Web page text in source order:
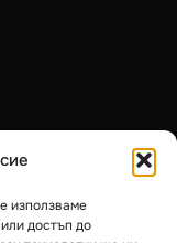
използваме
достъп до